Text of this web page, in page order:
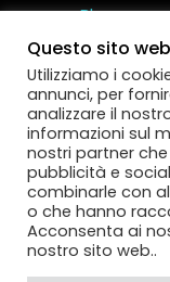
Blog
Contatti
Miglior
Via Gallo
Termini e
Questo sito
Utilizziamo i
annunci, per
analizzare il
informazioni sul
nostri partner
pubblicità e
combinarle con
o che hanno
Acconsenta ai
nostro sito web..